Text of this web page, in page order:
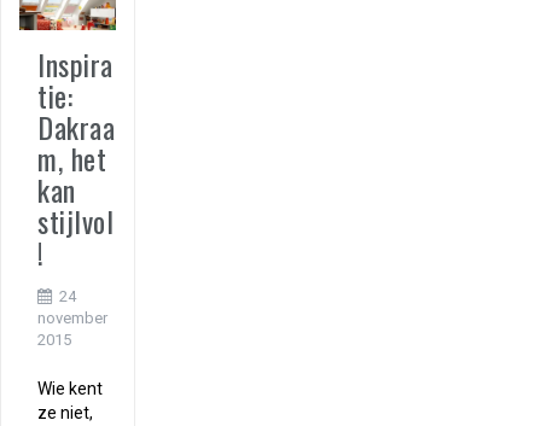
Inspira
tie:
Dakraa
m, het
kan
stijlvol
!
24
november
2015
Wie kent
ze niet,